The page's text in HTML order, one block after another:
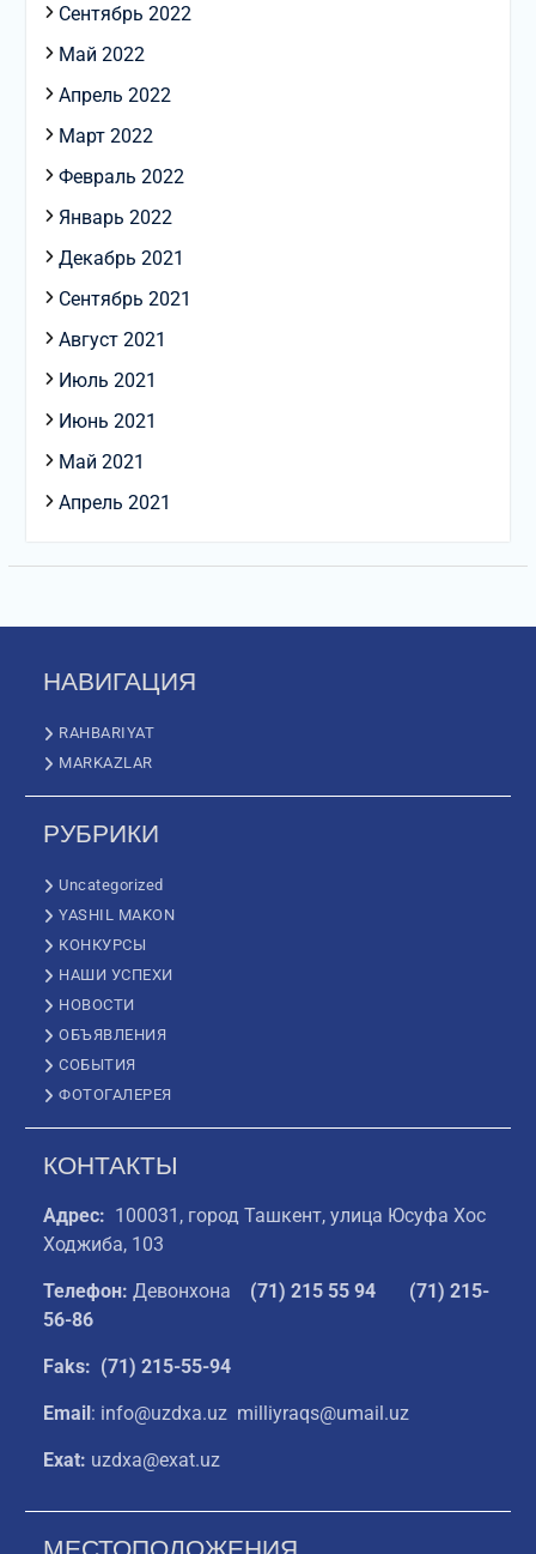
Сентябрь 2022
Май 2022
Апрель 2022
Март 2022
Февраль 2022
Январь 2022
Декабрь 2021
Сентябрь 2021
Август 2021
Июль 2021
Июнь 2021
Май 2021
Апрель 2021
НАВИГАЦИЯ
RAHBARIYAT
MARKAZLAR
РУБРИКИ
Uncategorized
YASHIL MAKON
КОНКУРСЫ
НАШИ УСПЕХИ
НОВОСТИ
ОБЪЯВЛЕНИЯ
СОБЫТИЯ
ФОТОГАЛЕРЕЯ
КОНТАКТЫ
Адрес: 100031, город Ташкент, улица Юсуфа Хос
Ходжиба, 103
Телефон: Девонхона (71) 215 55 94
(71) 215-
56-86
Faks: (71) 215-55-94
Email: info@uzdxa.uz milliyraqs@umail.uz
Exat: uzdxa@exat.uz
МЕСТОПОЛОЖЕНИЯ